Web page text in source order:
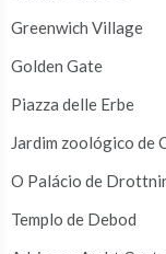
Greenwich Village
Golden Gate
Piazza delle Erbe
Jardim zoológico de
O Palácio de
Templo de Debod